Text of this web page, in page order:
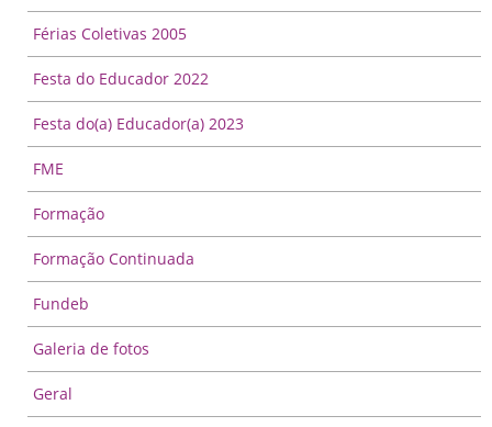
Férias Coletivas 2005
Festa do Educador 2022
Festa do(a) Educador(a) 2023
FME
Formação
Formação Continuada
Fundeb
Galeria de fotos
Geral